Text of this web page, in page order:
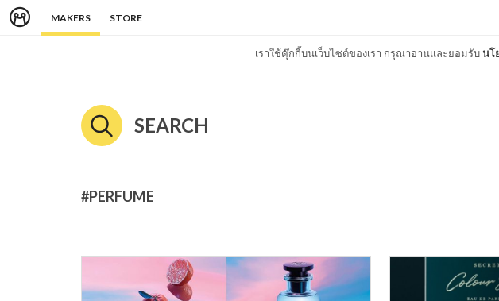
MAKERS STORE
เราใช้คุ๊กกี้บนเว็บไซต์ของเรา กรุณาอ่านและยอมรับนโ
SEARCH
#PERFUME